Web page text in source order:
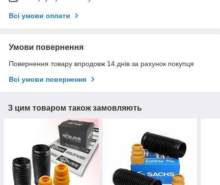
Всі умови оплати
Умови повернення
Повернення товару впродовж 14 днів за рахунок покупця
Всі умови повернення
З цим товаром також замовляють